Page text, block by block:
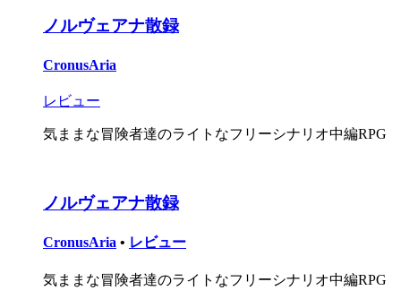
ノルヴェアナ散録
CronusAria
レビュー
気ままな冒険者達のライトなフリーシナリオ中編RPG
ノルヴェアナ散録
CronusAria • レビュー
気ままな冒険者達のライトなフリーシナリオ中編RPG